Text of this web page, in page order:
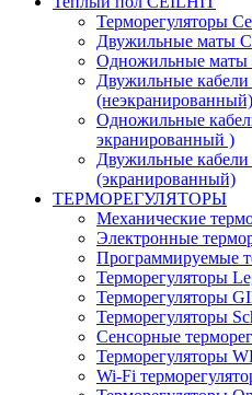
Терморегуляторы
Двужильные маты
Одножильные
Двужильные
(неэкранированный)
Одножильные
экранированный )
Двужильные
(экранированный)
ТЕРМОРЕГУЛЯТОРЫ
Механические
Электронные
Программируемые
Терморегуляторы
Терморегуляторы
Терморегуляторы
Сенсорные
Терморегуляторы
Wi-Fi